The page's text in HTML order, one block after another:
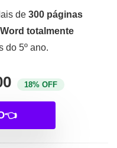
de 300 páginas
Word totalmente
do 5º ano.
18% OFF